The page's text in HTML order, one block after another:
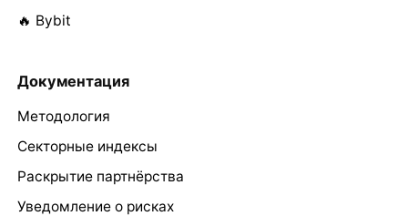
🔥 Bybit
Документация
Методология
Секторные индексы
Раскрытие партнёрства
Уведомление о рисках